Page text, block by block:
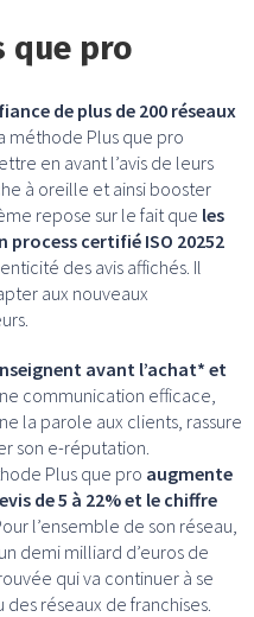
que pro
de plus de 200 réseaux
méthode Plus que pro
en avant l’avis de leurs
à oreille et ainsi booster
repose sur le fait que les
certifié ISO 20252
des avis affichés. Il
aux nouveaux
avant l’achat* et
communication efficace,
la parole aux clients, rassure
son e-réputation.
Plus que pro augmente
de 5 à 22% et le chiffre
l’ensemble de son réseau,
demi milliard d’euros de
qui va continuer à se
réseaux de franchises.